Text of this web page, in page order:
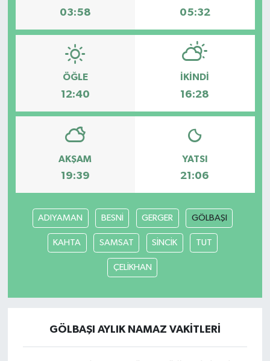
03:58 05:32
ÖĞLE
12:40
İKINDI
16:28
AKŞAM
19:39
YATSI
21:06
ADIYAMAN BESNİ GERGER GÖLBAŞI
KAHTA SAMSAT SİNCİK TUT
ÇELİKHAN
GÖLBAŞI AYLIK NAMAZ VAKITLERI